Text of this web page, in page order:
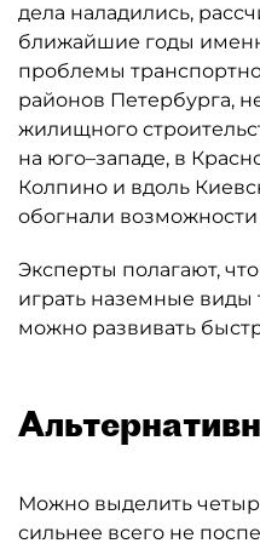
дела наладились,
ближайшие годы
проблемы
районов Петербурга,
жилищного
на юго–западе, в
Колпино и вдоль
обогнали
Эксперты полагают,
играть наземные виды
можно развивать
Можно выделить
сильнее всего не